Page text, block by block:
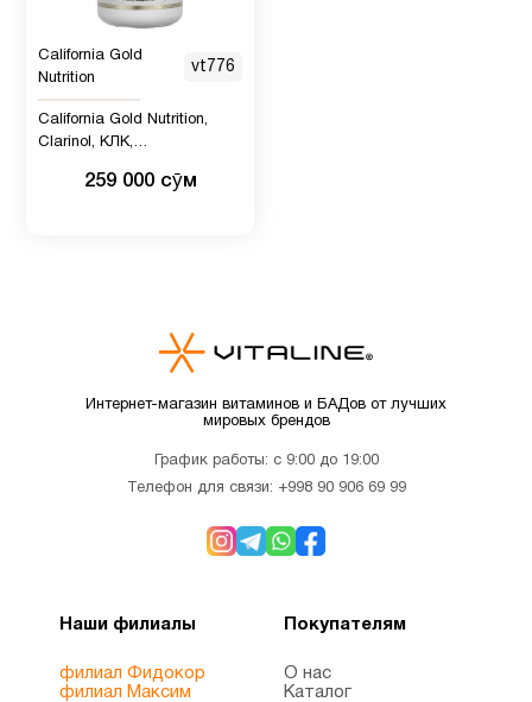
Детская
омега 3
, Рыбий
жир
беременных
1
похудения
Железо 1
California Gold
Nutrition
vt776
California Gold Nutrition,
Clarinol, КЛК,
линолевая кислота, 1000
259 000 сӯм
Интернет-магазин витаминов и БАДов от лучших
мировых брендов
График работы: с 9:00 до 19:00
Телефон для связи: +998 90 906 69 99
Наши филиалы
филиал Фидокор
филиал Максим
Покупателям
О нас
Каталог